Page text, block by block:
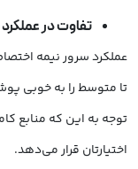
تفاوت در
عملکرد سرور نیمه
تا متوسط را به خوبی
توجه به این که منابع
اختیارتان قرار می‌دهد.